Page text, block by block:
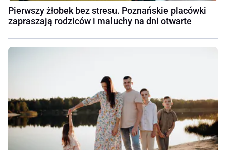
Pierwszy żłobek bez stresu. Poznańskie placówki
zapraszają rodziców i maluchy na dni otwarte